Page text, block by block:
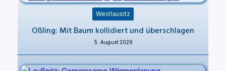
Westlausitz
Oßling: Mit Baum kollidiert und überschlagen
5. August 2026